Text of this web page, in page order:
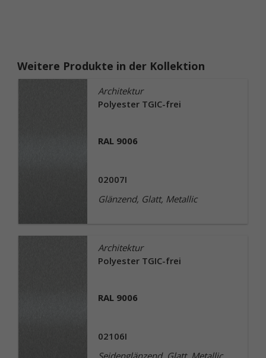
Weitere Produkte in der Kollektion
Architektur
Polyester TGIC-frei
RAL 9006
02007I
Glänzend, Glatt, Metallic
Architektur
Polyester TGIC-frei
RAL 9006
02106I